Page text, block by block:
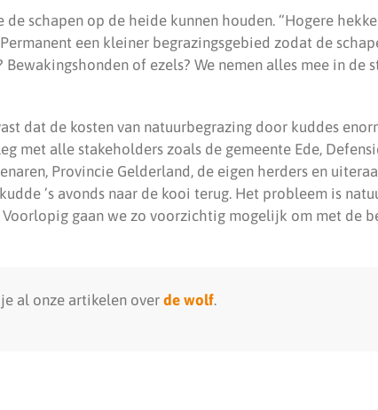
schapen op de heide kunnen houden. “Hogere
een kleiner begrazingsgebied zodat de
of ezels? We nemen alles mee in de
dat de kosten van natuurbegrazing door kuddes
met alle stakeholders zoals de gemeente Ede,
Provincie Gelderland, de eigen herders en
’s avonds naar de kooi terug. Het probleem is
gaan we zo voorzichtig mogelijk om met de
al onze artikelen over de wolf.